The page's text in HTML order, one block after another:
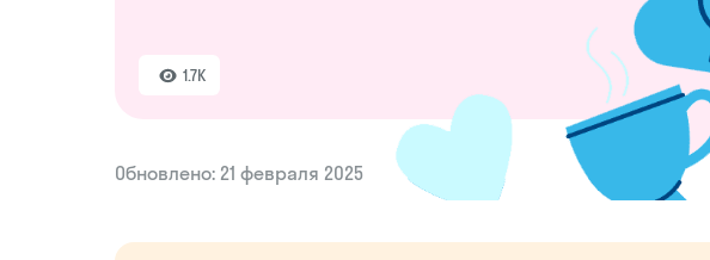
1.7K
Обновлено: 21 февраля 2025